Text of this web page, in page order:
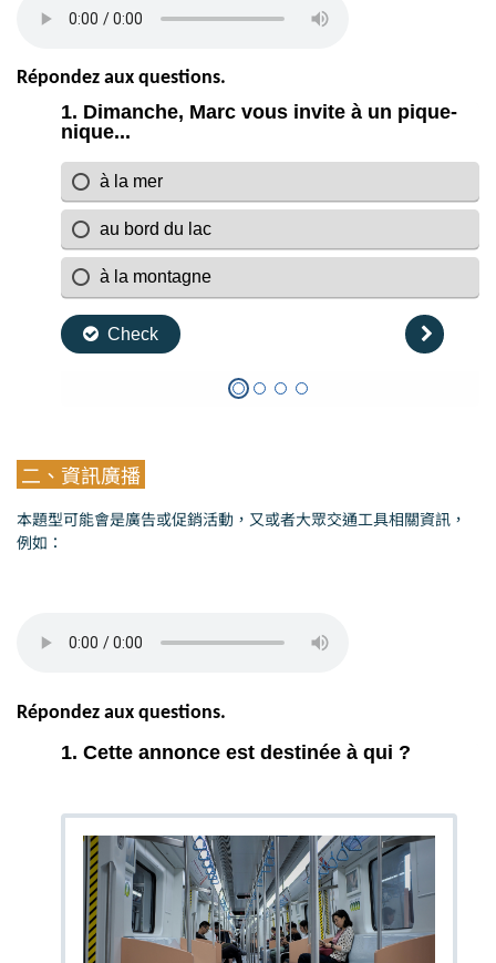
Répondez aux questions.
二、資訊廣播
本題型可能會是廣告或促銷活動，又或者大眾交通工具相關資訊，
例如：
Répondez aux questions.